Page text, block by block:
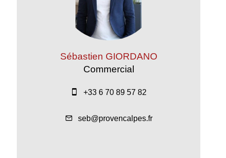
Sébastien GIORDANO
Commercial
+33 6 70 89 57 82
seb@provencalpes.fr